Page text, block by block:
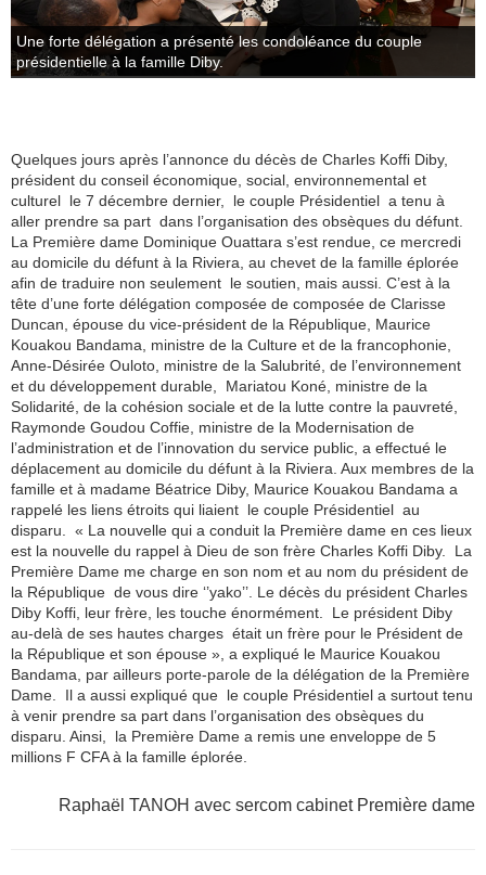
Une forte délégation a présenté les condoléance du couple
présidentielle à la famille Diby.
Quelques jours après l’annonce du décès de Charles Koffi Diby,
président du conseil économique, social, environnemental et
culturel le 7 décembre dernier, le couple Présidentiel a tenu à
aller prendre sa part dans l’organisation des obsèques du défunt.
La Première dame Dominique Ouattara s’est rendue, ce mercredi
au domicile du défunt à la Riviera, au chevet de la famille éplorée
afin de traduire non seulement le soutien, mais aussi. C’est à la
tête d’une forte délégation composée de composée de Clarisse
Duncan, épouse du vice-président de la République, Maurice
Kouakou Bandama, ministre de la Culture et de la francophonie,
Anne-Désirée Ouloto, ministre de la Salubrité, de l’environnement
et du développement durable, Mariatou Koné, ministre de la
Solidarité, de la cohésion sociale et de la lutte contre la pauvreté,
Raymonde Goudou Coffie, ministre de la Modernisation de
l’administration et de l’innovation du service public, a effectué le
déplacement au domicile du défunt à la Riviera. Aux membres de la
famille et à madame Béatrice Diby, Maurice Kouakou Bandama a
rappelé les liens étroits qui liaient le couple Présidentiel au
disparu. « La nouvelle qui a conduit la Première dame en ces lieux
est la nouvelle du rappel à Dieu de son frère Charles Koffi Diby. La
Première Dame me charge en son nom et au nom du président de
la République de vous dire ‘’yako’’. Le décès du président Charles
Diby Koffi, leur frère, les touche énormément. Le président Diby
au-delà de ses hautes charges était un frère pour le Président de
la République et son épouse », a expliqué le Maurice Kouakou
Bandama, par ailleurs porte-parole de la délégation de la Première
Dame. Il a aussi expliqué que le couple Présidentiel a surtout tenu
à venir prendre sa part dans l’organisation des obsèques du
disparu. Ainsi, la Première Dame a remis une enveloppe de 5
millions F CFA à la famille éplorée.
Raphaël TANOH avec sercom cabinet Première dame